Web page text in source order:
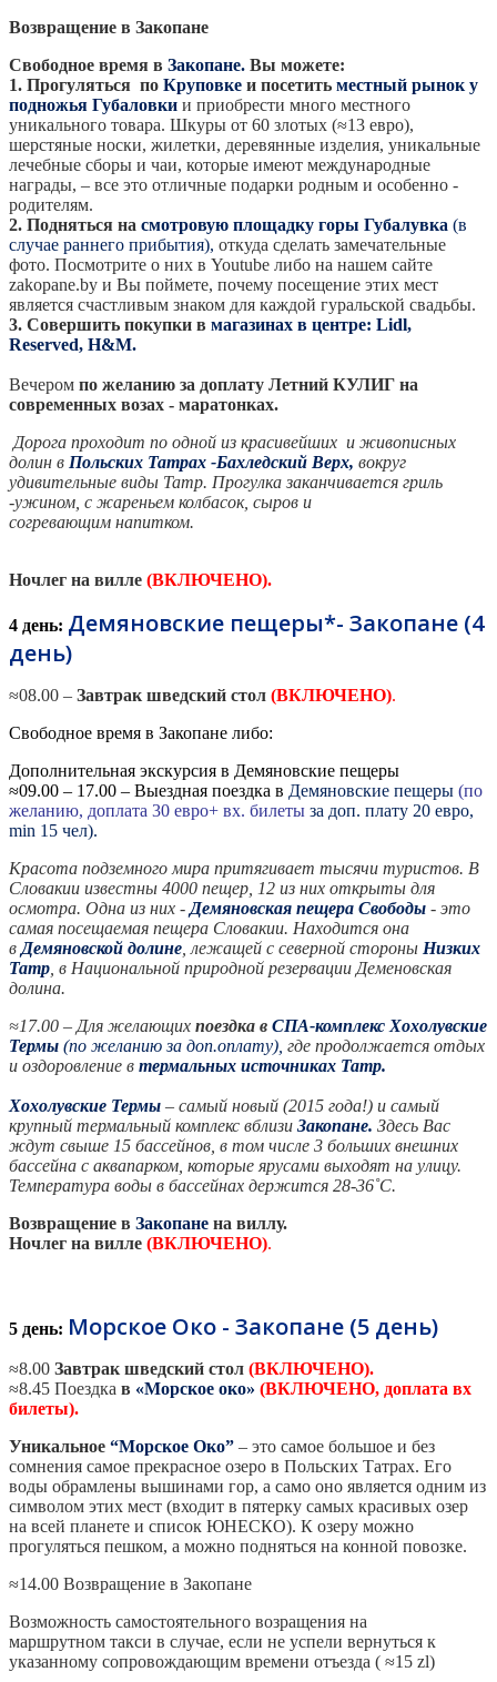
Возвращение в Закопане
Свободное время в Закопане. Вы можете:
1. Прогуляться по Круповке и посетить местный рынок у
подножья Губаловки и приобрести много местного
уникального товара. Шкуры от 60 злотых (≈13 евро),
шерстяные носки, жилетки, деревянные изделия, уникальные
лечебные сборы и чаи, которые имеют международные
награды, – все это отличные подарки родным и особенно -
родителям.
2. Подняться на смотровую площадку горы Губалувка (в
случае раннего прибытия), откуда сделать замечательные
фото. Посмотрите о них в Youtube либо на нашем сайте
zakopane.by и Вы поймете, почему посещение этих мест
является счастливым знаком для каждой гуральской свадьбы.
3. Совершить покупки в магазинах в центре: Lidl,
Reserved, H&M.
Вечером по желанию за доплату Летний КУЛИГ на
современных возах - маратонках.
Дорога проходит по одной из красивейших и живописных
долин в Польских Татрах -Бахледский Верх, вокруг
удивительные виды Татр. Прогулка заканчивается гриль
-ужином, с жареньем колбасок, сыров и
согревающим напитком.
Ночлег на вилле (ВКЛЮЧЕНО).
4 день: Демяновские пещеры*- Закопане (4
день)
≈08.00 – Завтрак шведский стол (ВКЛЮЧЕНО).
Свободное время в Закопане либо:
Дополнительная экскурсия в Демяновские пещеры
≈09.00 – 17.00 – Выездная поездка в Демяновские пещеры (по
желанию, доплата 30 евро+ вх. билеты за доп. плату 20 евро,
min 15 чел).
Красота подземного мира притягивает тысячи туристов. В
Словакии известны 4000 пещер, 12 из них открыты для
осмотра. Одна из них - Демяновская пещера Свободы - это
самая посещаемая пещера Словакии. Находится она
в Демяновской долине , лежащей с северной стороны Низких
Татр , в Национальной природной резервации Деменовская
долина.
≈17.00 – Для желающих поездка в СПА-комплекс Хохолувские
Термы (по желанию за доп.оплату) где продолжается отдых
и оздоровление в термальных источниках Татр.
Хохолувские Термы – самый новый (2015 года!) и самый
крупный термальный комплекс вблизи Закопане. Здесь Вас
ждут свыше 15 бассейнов, в том числе 3 больших внешних
бассейна с аквапарком, которые ярусами выходят на улицу.
Температура воды в бассейнах держится 28-36˚С.
Возвращение в Закопане на виллу.
Ночлег на вилле (ВКЛЮЧЕНО).
5 день: Морское Око - Закопане (5 день)
≈8.00 Завтрак шведский стол (ВКЛЮЧЕНО).
≈8.45 Поездка в «Морское око» (ВКЛЮЧЕНО, доплата вх
билеты).
Уникальное “Морское Око” – это самое большое и без
сомнения самое прекрасное озеро в Польских Татрах. Его
воды обрамлены вышинами гор, а само оно является одним из
символом этих мест (входит в пятерку самых красивых озер
на всей планете и список ЮНЕСКО). К озеру можно
прогуляться пешком, а можно подняться на конной повозке.
≈14.00 Возвращение в Закопане
Возможность самостоятельного возращения на
маршрутном такси в случае, если не успели вернуться к
указанному сопровождающим времени отъезда ( ≈15 zl)